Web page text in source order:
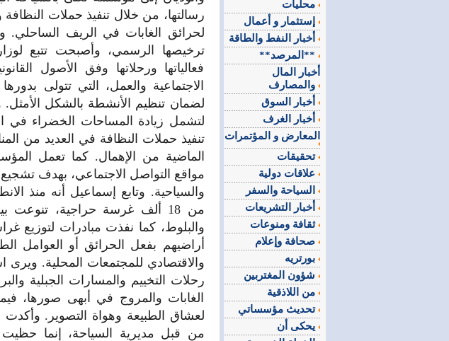
رسالتها، من خلال تنفيذ حملات
ترخيصها الرسمي، وأصبحت تتبع
فعالياتها ورحلاتها وفق الأصول
الاجتماعية والعمل، التي تتولى
لضمان تنظيم الأنشطة بالشكل
لتشمل زيادة المساحات الخضراء في
تنفيذ حملات النظافة في العديد من
الماضية من الإهمال. كما تعمل
مواقع التواصل الاجتماعي، بهدف تشجيع
والسياحية. وتابع إسماعيل أنه منذ
من 18 ألف غرسة حراجية، تنوعت
والبلوط، كما نفذت مبادرات لتوزيع
أراضيهم بفعل الحرائق أو العوامل
والاقتصادي للمجتمعات المحلية.
رحلات التخييم والمسارات الجبلية
الغابات والمروج في أبهى صورها،
لعشاق الطبيعة وهواة التصوير.
من قبل مديرية السياحة، إنما حظيت
محليات
**المرصد**
أخبار المال
والمصارف
المعارض و المؤتمرات
تحقيقات
ثقافة ومنوعات
صحافة وإعلام
بورتريه
من اللاذقية
تحديث مؤسساتي
يحكى أن